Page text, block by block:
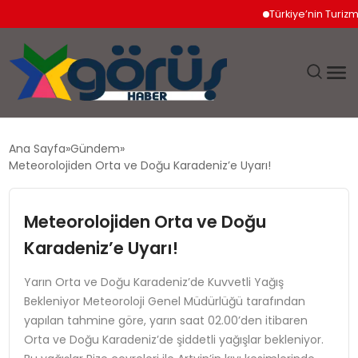
Türkiye’nin Turizm
GÜNDEM
SAĞLIK
SPOR
Ana Sayfa Gündem
Meteorolojiden Orta ve Doğu Karadeniz’e Uyarı!
Meteorolojiden Orta ve Doğu
Karadeniz’e Uyarı!
Yarın Orta ve Doğu Karadeniz’de Kuvvetli Yağış
Bekleniyor Meteoroloji Genel Müdürlüğü tarafından
yapılan tahmine göre, yarın saat 02.00’den itibaren
Orta ve Doğu Karadeniz’de şiddetli yağışlar bekleniyor.